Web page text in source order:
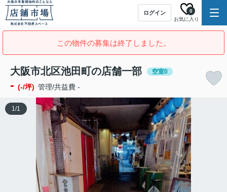
ログイン
お気に入り
0
この物件の募集は終了しました。
大阪市北区池田町の店舗一部 空室0
- (-/坪) 管理/共益費 -
1/1